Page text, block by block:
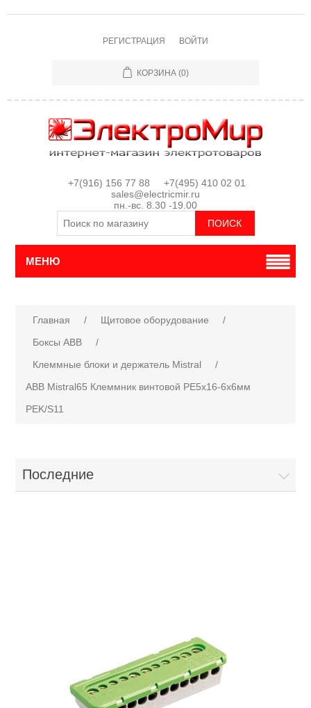
РЕГИСТРАЦИЯ ВОЙТИ
КОРЗИНА (0)
+7(916) 156 77 88 +7(495) 410 02 01
sales@electricmir.ru
пн.-вс. 8.30 -19.00
МЕНЮ
Главная / Щитовое оборудование
/
Боксы АВВ
/
Клеммные блоки и держатель Mistral
/
ABB Mistral65 Клеммник винтовой PE5x16-6х6мм
PEK/S11
Последние